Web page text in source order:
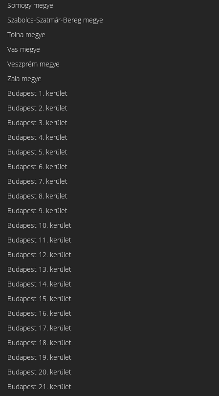
Somogy megye
Szabolcs-Szatmár-Bereg megye
Tolna megye
Vas megye
Veszprém megye
Zala megye
Budapest 1. kerület
Budapest 2. kerület
Budapest 3. kerület
Budapest 4. kerület
Budapest 5. kerület
Budapest 6. kerület
Budapest 7. kerület
Budapest 8. kerület
Budapest 9. kerület
Budapest 10. kerület
Budapest 11. kerület
Budapest 12. kerület
Budapest 13. kerület
Budapest 14. kerület
Budapest 15. kerület
Budapest 16. kerület
Budapest 17. kerület
Budapest 18. kerület
Budapest 19. kerület
Budapest 20. kerület
Budapest 21. kerület